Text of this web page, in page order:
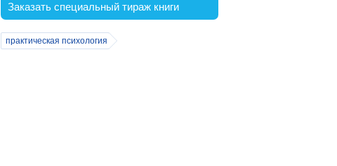
Заказать специальный тираж книги
практическая психология